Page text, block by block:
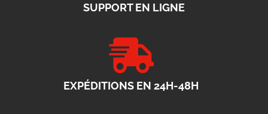
SUPPORT EN LIGNE
EXPÉDITIONS EN 24H-48H